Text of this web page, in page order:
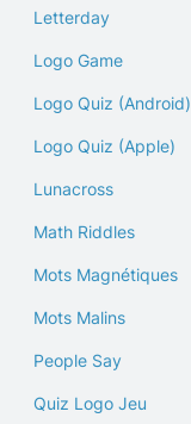
Letterday
Logo Game
Logo Quiz (Android)
Logo Quiz (Apple)
Lunacross
Math Riddles
Mots Magnétiques
Mots Malins
People Say
Quiz Logo Jeu